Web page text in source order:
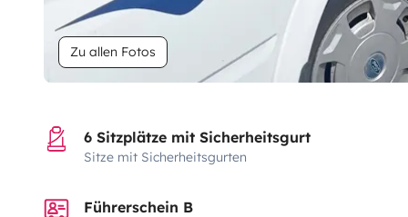
Zu allen Fotos
6 Sitzplätze mit Sicherheitsgurt
Sitze mit Sicherheitsgurten
Führerschein B